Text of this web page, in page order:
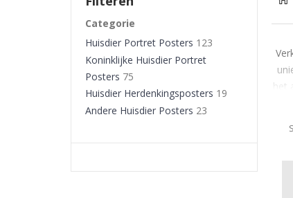
het
Categorie
Huisdier Portret Posters 123
Koninklijke Huisdier Portret
Posters 75
Huisdier Herdenkingsposters 19
Andere Huisdier Posters 23